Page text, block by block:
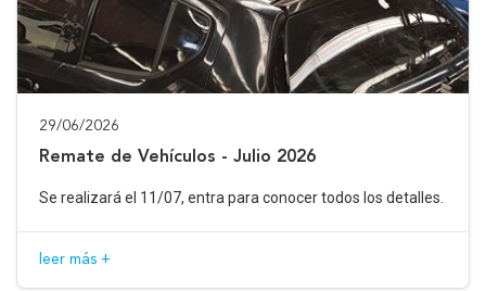
29/06/2026
Remate de Vehículos - Julio 2026
Se realizará el 11/07, entra para conocer todos los detalles.
leer más +